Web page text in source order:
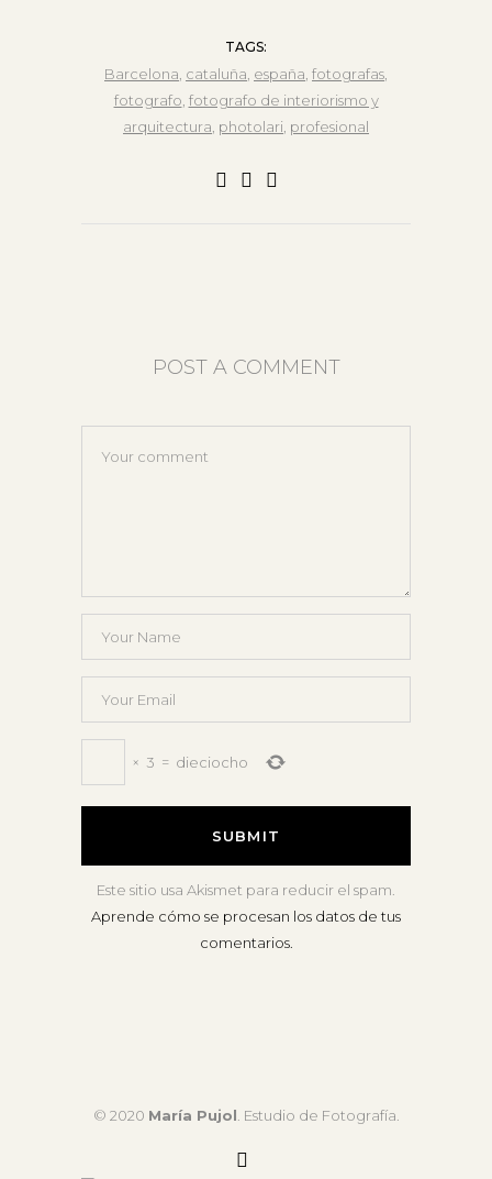
TAGS:
Barcelona, cataluña, españa, fotografas,
fotografo, fotografo de interiorismo y
arquitectura, photolari, profesional
POST A COMMENT
× 3 = dieciocho
Este sitio usa Akismet para reducir el spam.
Aprende cómo se procesan los datos de tus
comentarios.
© 2020 María Pujol. Estudio de Fotografía.